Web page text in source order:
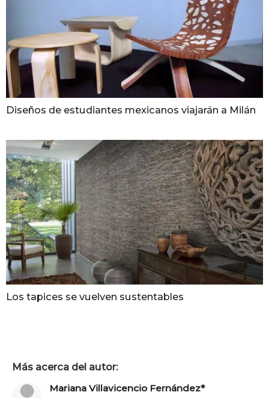
Diseños de estudiantes mexicanos viajarán a Milán
Los tapices se vuelven sustentables
Más acerca del autor:
Mariana Villavicencio Fernández*